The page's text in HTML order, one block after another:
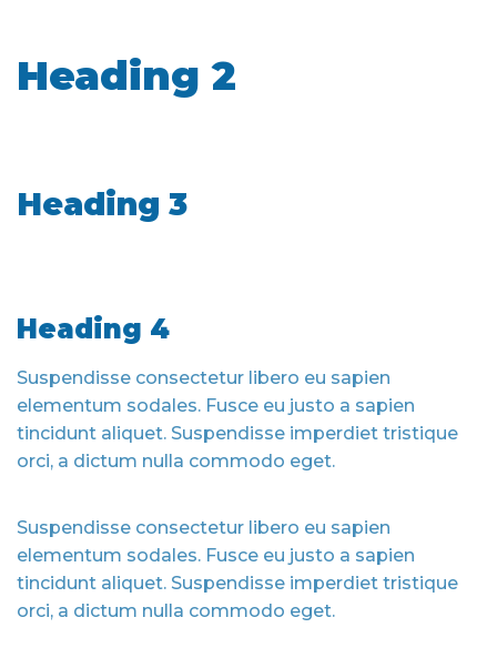
Heading 2
Heading 3
Heading 4
Suspendisse consectetur libero eu sapien
elementum sodales. Fusce eu justo a sapien
tincidunt aliquet. Suspendisse imperdiet tristique
orci, a dictum nulla commodo eget.
Suspendisse consectetur libero eu sapien
elementum sodales. Fusce eu justo a sapien
tincidunt aliquet. Suspendisse imperdiet tristique
orci, a dictum nulla commodo eget.